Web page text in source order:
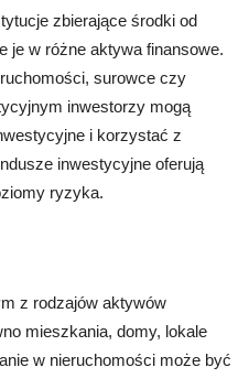
zbierające środki od
je w różne aktywa finansowe.
surowce czy
inwestorzy mogą
i korzystać z
inwestycyjne oferują
ryzyka.
z rodzajów aktywów
mieszkania, domy, lokale
w nieruchomości może być